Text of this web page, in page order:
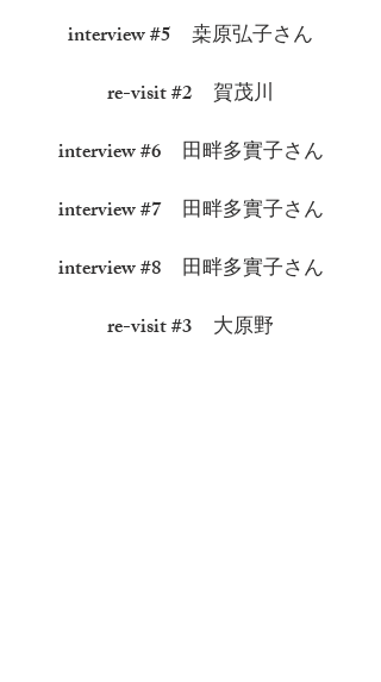
​interview #5 桒原弘子さん
re-visit #2 賀茂川
interview #6 田畔多實子さん
​​interview #7 田畔多實子さん
​​interview #8 田畔多實子さん
re-visit #3 大原野